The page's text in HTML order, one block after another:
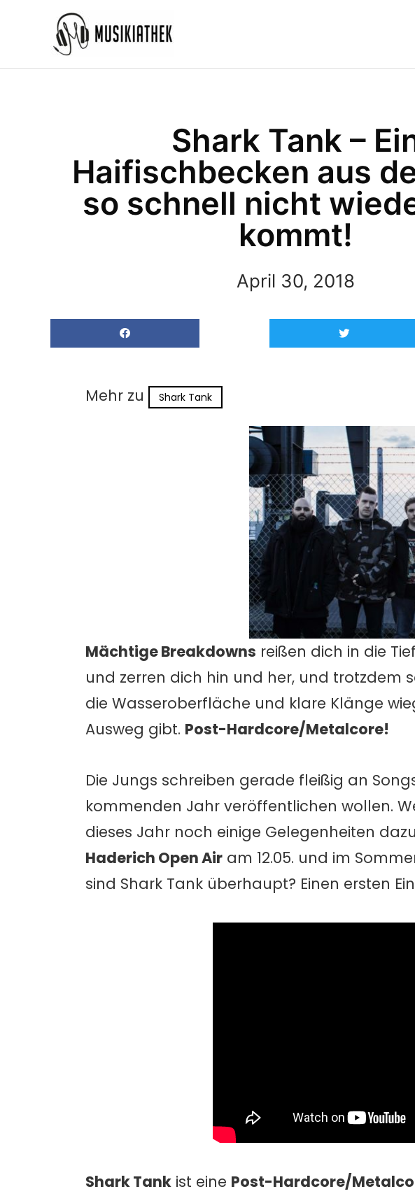
Shark Tank –
Haifischbecken aus
so schnell nicht
kommt!
April 30, 2018
Mehr zu Shark Tank
Mächtige Breakdowns reißen dich in die
und zerren dich hin und her, und trotzdem
die Wasseroberfläche und klare Klänge
Ausweg gibt. Post-Hardcore/Metalcore!
Die Jungs schreiben gerade fleißig an
kommenden Jahr veröffentlichen wollen.
dieses Jahr noch einige Gelegenheiten
Haderich Open Air am 12.05. und im
sind Shark Tank überhaupt? Einen ersten
Shark Tank ist eine Post-Hardcore/